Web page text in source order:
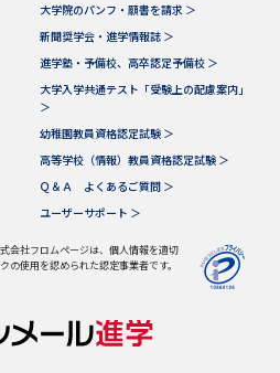
大学院のパンフ・願書を請求 ＞
新聞奨学会・進学情報誌 ＞
進学塾・予備校、高卒認定予備校 ＞
大学入学共通テスト「受験上の配慮案内」
＞
幼稚園教員資格認定試験 ＞
高等学校（情報）教員資格認定試験 ＞
Ｑ＆Ａ よくあるご質問 ＞
ユーザーサポート ＞
会社フロムページは、個人情報を適切
の使用を認められた認定事業者です。